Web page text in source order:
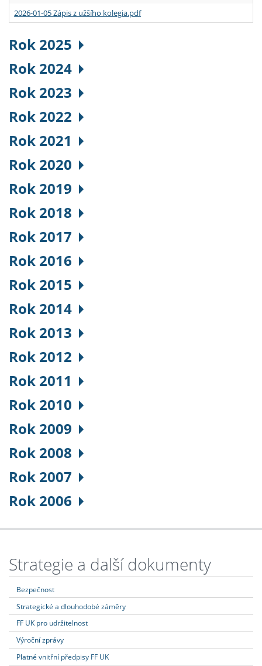
2026-01-05 Zápis z užšího kolegia.pdf
Rok 2025
Rok 2024
Rok 2023
Rok 2022
Rok 2021
Rok 2020
Rok 2019
Rok 2018
Rok 2017
Rok 2016
Rok 2015
Rok 2014
Rok 2013
Rok 2012
Rok 2011
Rok 2010
Rok 2009
Rok 2008
Rok 2007
Rok 2006
Strategie a další dokumenty
Bezpečnost
Strategické a dlouhodobé záměry
FF UK pro udržitelnost
Výroční zprávy
Platné vnitřní předpisy FF UK